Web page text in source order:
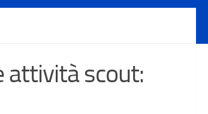
attività scout: